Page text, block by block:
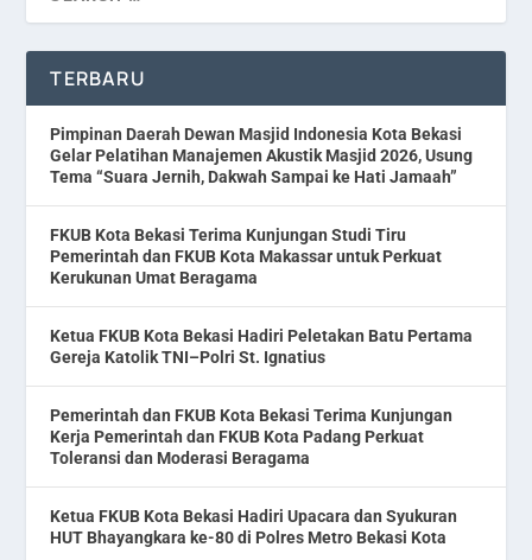
TERBARU
Pimpinan Daerah Dewan Masjid Indonesia Kota Bekasi
Gelar Pelatihan Manajemen Akustik Masjid 2026, Usung
Tema “Suara Jernih, Dakwah Sampai ke Hati Jamaah”
FKUB Kota Bekasi Terima Kunjungan Studi Tiru
Pemerintah dan FKUB Kota Makassar untuk Perkuat
Kerukunan Umat Beragama
Ketua FKUB Kota Bekasi Hadiri Peletakan Batu Pertama
Gereja Katolik TNI–Polri St. Ignatius
Pemerintah dan FKUB Kota Bekasi Terima Kunjungan
Kerja Pemerintah dan FKUB Kota Padang Perkuat
Toleransi dan Moderasi Beragama
Ketua FKUB Kota Bekasi Hadiri Upacara dan Syukuran
HUT Bhayangkara ke-80 di Polres Metro Bekasi Kota